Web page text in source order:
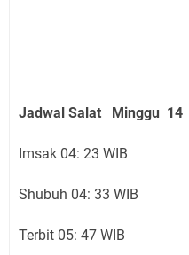
Jadwal Salat Minggu 14
Imsak 04: 23 WIB
Shubuh 04: 33 WIB
Terbit 05: 47 WIB